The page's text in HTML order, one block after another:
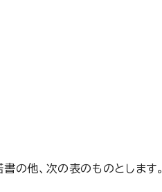
の他、次の表のものとします。